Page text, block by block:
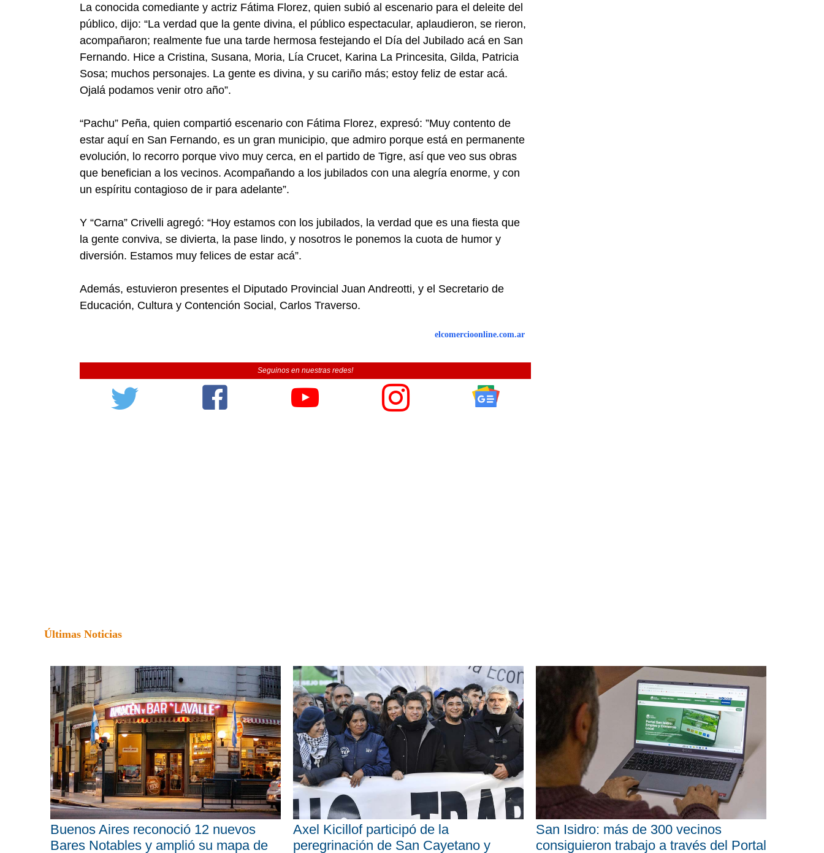
La conocida comediante y actriz Fátima Florez, quien subió al escenario para el deleite del
público, dijo: “La verdad que la gente divina, el público espectacular, aplaudieron, se rieron,
acompañaron; realmente fue una tarde hermosa festejando el Día del Jubilado acá en San
Fernando. Hice a Cristina, Susana, Moria, Lía Crucet, Karina La Princesita, Gilda, Patricia
Sosa; muchos personajes. La gente es divina, y su cariño más; estoy feliz de estar acá.
Ojalá podamos venir otro año”.
“Pachu” Peña, quien compartió escenario con Fátima Florez, expresó: ”Muy contento de
estar aquí en San Fernando, es un gran municipio, que admiro porque está en permanente
evolución, lo recorro porque vivo muy cerca, en el partido de Tigre, así que veo sus obras
que benefician a los vecinos. Acompañando a los jubilados con una alegría enorme, y con
un espíritu contagioso de ir para adelante”.
Y “Carna” Crivelli agregó: “Hoy estamos con los jubilados, la verdad que es una fiesta que
la gente conviva, se divierta, la pase lindo, y nosotros le ponemos la cuota de humor y
diversión. Estamos muy felices de estar acá”.
Además, estuvieron presentes el Diputado Provincial Juan Andreotti, y el Secretario de
Educación, Cultura y Contención Social, Carlos Traverso.
elcomercioonline.com.ar
Seguinos en nuestras redes!
Últimas Noticias
Buenos Aires reconoció 12 nuevos
Bares Notables y amplió su mapa de
Axel Kicillof participó de la
peregrinación de San Cayetano y
San Isidro: más de 300 vecinos
consiguieron trabajo a través del Portal